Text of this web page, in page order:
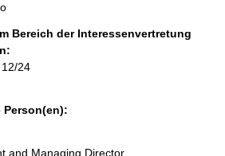
Bereich der Interessenvertretung
24
and Managing Director